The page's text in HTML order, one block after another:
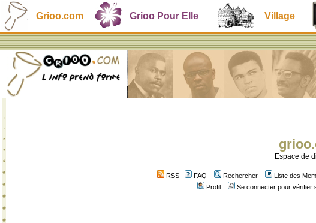
Grioo.com Grioo Pour Elle Village
Espace de
RSS FAQ Rechercher Liste des
Profil
Se connecter pour vérifier